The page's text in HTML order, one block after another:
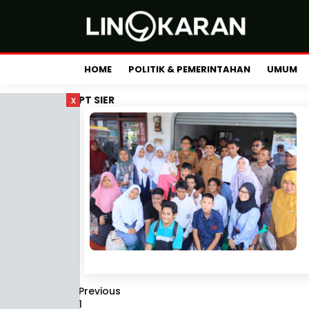
HOME POLITIK & PEMERINTAHAN UMUM
x PT SIER
Previous
1